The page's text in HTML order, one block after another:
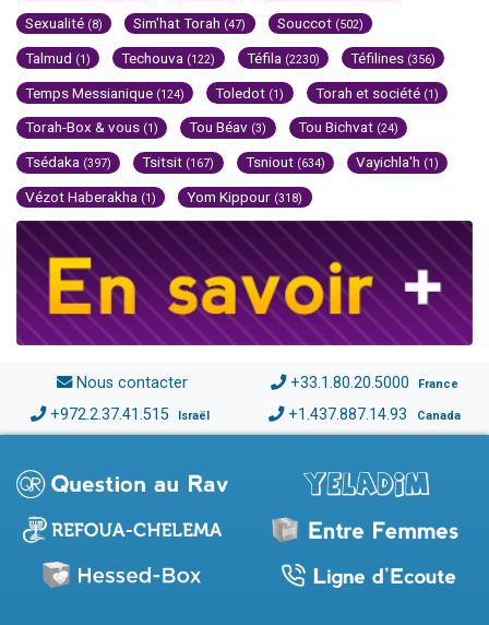
Sexualité (8) Sim'hat Torah (47) Souccot (502)
Talmud (1) Techouva (122) Téfila (2230) Téfilines (356)
Temps Messianique (124) Toledot (1) Torah et société (1)
Torah-Box & vous (1) Tou Béav (3) Tou Bichvat (24)
Tsédaka (397) Tsitsit (167) Tsniout (634) Vayichla'h (1)
Vézot Haberakha (1) Yom Kippour (318)
Nous contacter +33.1.80.20.5000 France
+972.2.37.41.515 Israël +1.437.887.14.93 Canada